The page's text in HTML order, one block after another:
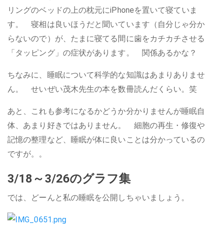
リングのベッドの上の枕元にiPhoneを置いて寝ていま
す。 寝相は良いほうだと聞いています（自分じゃ分か
らないので）が、たまに寝てる間に歯をカチカチさせる
「タッピング」の症状があります。 関係あるかな？
ちなみに、睡眠について科学的な知識はあまりありませ
ん。 せいぜい茂木先生の本を数冊読んだくらい。笑
あと、これも参考になるかどうか分かりませんが睡眠自
体、あまり好きではありません。 細胞の再生・修復や
記憶の整理など、睡眠が体に良いことは分かっているの
ですが。。
3/18～3/26のグラフ集
では、どーんと私の睡眠を公開しちゃいましょう。